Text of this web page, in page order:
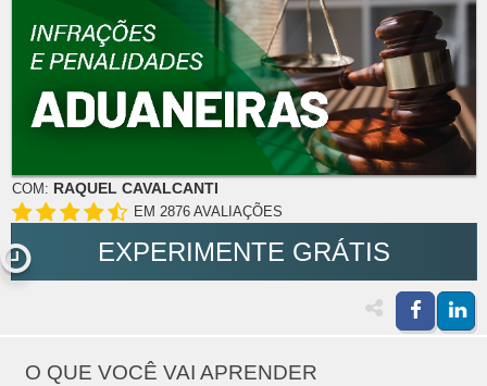
COM: RAQUEL CAVALCANTI
EM 2876 AVALIAÇÕES
EXPERIMENTE GRÁTIS
O QUE VOCÊ VAI APRENDER